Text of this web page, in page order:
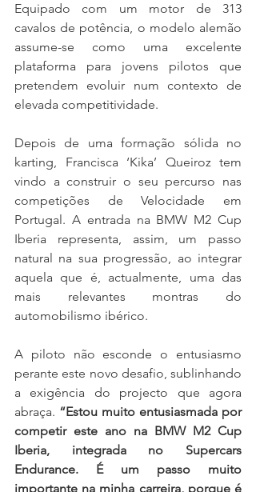
Equipado com um motor de 313
cavalos de potência, o modelo alemão
assume-se como uma excelente
plataforma para jovens pilotos que
pretendem evoluir num contexto de
elevada competitividade.
Depois de uma formação sólida no
karting, Francisca ‘Kika’ Queiroz tem
vindo a construir o seu percurso nas
competições de Velocidade em
Portugal. A entrada na BMW M2 Cup
Iberia representa, assim, um passo
natural na sua progressão, ao integrar
aquela que é, actualmente, uma das
mais relevantes montras do
automobilismo ibérico.
A piloto não esconde o entusiasmo
perante este novo desafio, sublinhando
a exigência do projecto que agora
abraça. “Estou muito entusiasmada por
competir este ano na BMW M2 Cup
Iberia, integrada no Supercars
Endurance. É um passo muito
importante na minha carreira, porque é